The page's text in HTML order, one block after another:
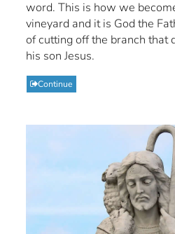
word. This is how we
vineyard and it is God the
of cutting off the branch that
his son Jesus.
Continue